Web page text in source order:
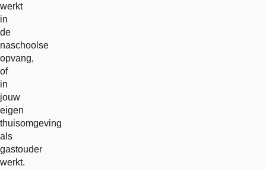
werkt
in
de
naschoolse
opvang,
of
in
jouw
eigen
thuisomgeving
als
gastouder
werkt.